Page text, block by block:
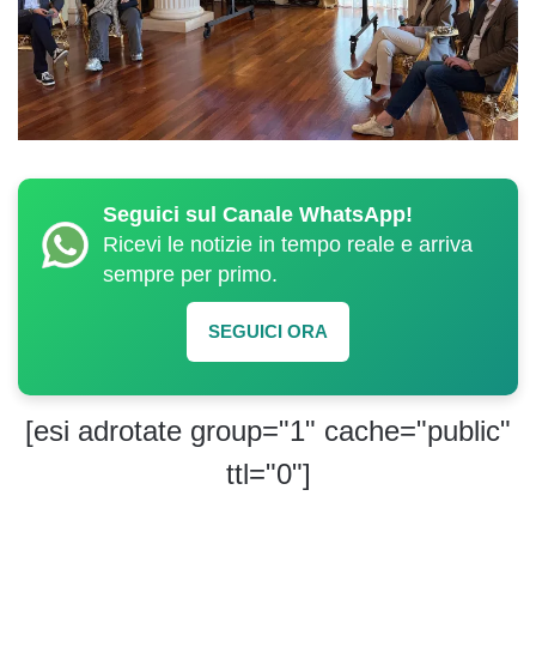
Seguici sul Canale WhatsApp!
Ricevi le notizie in tempo reale e arriva
sempre per primo.
SEGUICI ORA
[esi adrotate group="1" cache="public"
ttl="0"]